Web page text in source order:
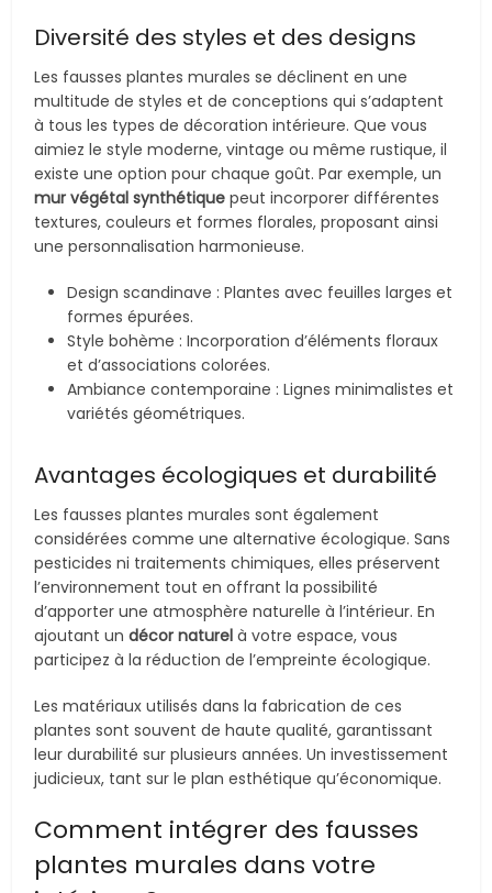
Diversité des styles et des designs
Les fausses plantes murales se déclinent en une
multitude de styles et de conceptions qui s’adaptent
à tous les types de décoration intérieure. Que vous
aimiez le style moderne, vintage ou même rustique, il
existe une option pour chaque goût. Par exemple, un
mur végétal synthétique peut incorporer différentes
textures, couleurs et formes florales, proposant ainsi
une personnalisation harmonieuse.
Design scandinave : Plantes avec feuilles larges et
formes épurées.
Style bohème : Incorporation d’éléments floraux
et d’associations colorées.
Ambiance contemporaine : Lignes minimalistes et
variétés géométriques.
Avantages écologiques et durabilité
Les fausses plantes murales sont également
considérées comme une alternative écologique. Sans
pesticides ni traitements chimiques, elles préservent
l’environnement tout en offrant la possibilité
d’apporter une atmosphère naturelle à l’intérieur. En
ajoutant undécor naturel à votre espace, vous
participez à la réduction de l’empreinte écologique.
Les matériaux utilisés dans la fabrication de ces
plantes sont souvent de haute qualité, garantissant
leur durabilité sur plusieurs années. Un investissement
judicieux, tant sur le plan esthétique qu’économique.
Comment intégrer des fausses
plantes murales dans votre